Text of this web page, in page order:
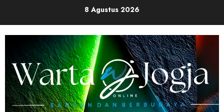
content
8 Agustus 2026